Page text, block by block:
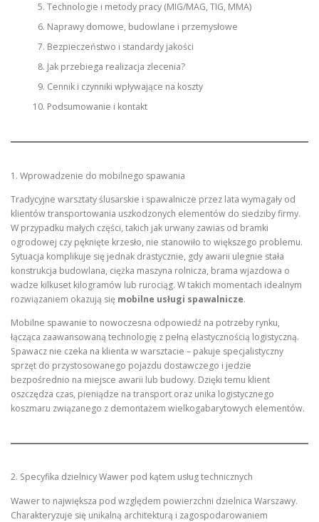
Technologie i metody pracy (MIG/MAG, TIG, MMA)
Naprawy domowe, budowlane i przemysłowe
Bezpieczeństwo i standardy jakości
Jak przebiega realizacja zlecenia?
Cennik i czynniki wpływające na koszty
Podsumowanie i kontakt
1. Wprowadzenie do mobilnego spawania
Tradycyjne warsztaty ślusarskie i spawalnicze przez lata wymagały od
klientów transportowania uszkodzonych elementów do siedziby firmy.
W przypadku małych części, takich jak urwany zawias od bramki
ogrodowej czy pęknięte krzesło, nie stanowiło to większego problemu.
Sytuacja komplikuje się jednak drastycznie, gdy awarii ulegnie stała
konstrukcja budowlana, ciężka maszyna rolnicza, brama wjazdowa o
wadze kilkuset kilogramów lub rurociąg. W takich momentach idealnym
rozwiązaniem okazują się mobilne usługi spawalnicze.
Mobilne spawanie to nowoczesna odpowiedź na potrzeby rynku,
łącząca zaawansowaną technologię z pełną elastycznością logistyczną.
Spawacz nie czeka na klienta w warsztacie – pakuje specjalistyczny
sprzęt do przystosowanego pojazdu dostawczego i jedzie
bezpośrednio na miejsce awarii lub budowy. Dzięki temu klient
oszczędza czas, pieniądze na transport oraz unika logistycznego
koszmaru związanego z demontażem wielkogabarytowych elementów.
2. Specyfika dzielnicy Wawer pod kątem usług technicznych
Wawer to największa pod względem powierzchni dzielnica Warszawy.
Charakteryzuje się unikalną architekturą i zagospodarowaniem